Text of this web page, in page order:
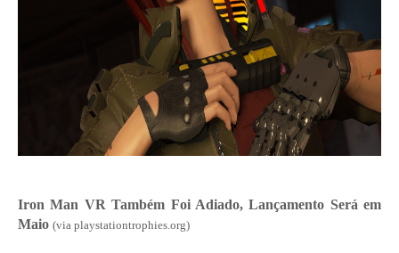
Iron Man VR Também Foi Adiado, Lançamento Será em
Maio (via playstationtrophies.org)